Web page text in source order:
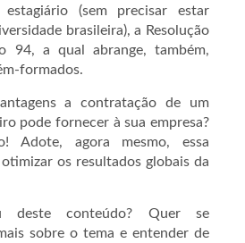
(sem precisar estar
brasileira), a Resolução
94, a qual abrange, também,
formados.
a contratação de um
pode fornecer à sua empresa?
Adote, agora mesmo, essa
os resultados globais da
deste conteúdo? Quer se
sobre o tema e entender de